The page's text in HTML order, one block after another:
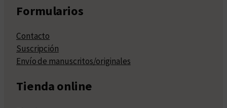
Formularios
Contacto
Suscripción
Envío de manuscritos/originales
Tienda online